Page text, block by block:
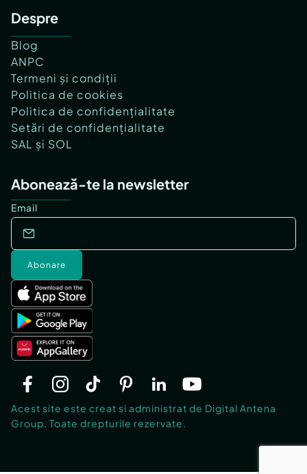
Despre
Blog
ANPC
Termeni și condiții
Politica de cookies
Politica de confidențialitate
Setări de confidențialitate
SAL și SOL
Abonează-te la newsletter
Email
Abonare
Acest site este creat si administrat de Digital Antena
Group. Toate drepturile rezervate.